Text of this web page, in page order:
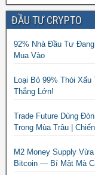
ĐẦU TƯ CRYPTO
92% Nhà Đầu Tư
Mua Vào
Loại Bỏ 99% Thói
Thắng Lớn!
Trade Future Dùng
Trong Mùa Trâu |
M2 Money Supply
Bitcoin — Bí Mật Mà